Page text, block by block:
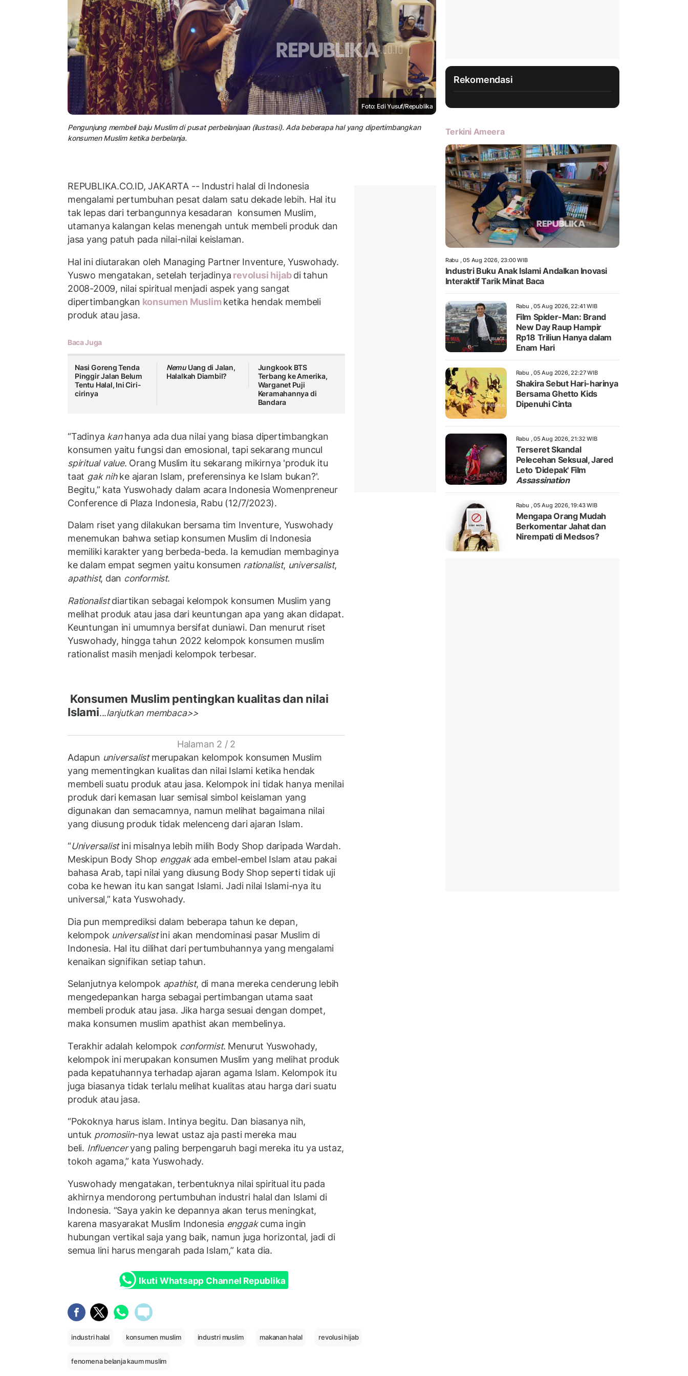
Foto: Edi Yusuf/Republika
Pengunjung membeli baju Muslim di pusat perbelanjaan (ilustrasi). Ada beberapa hal yang dipertimbangkan
konsumen Muslim ketika berbelanja.
REPUBLIKA.CO.ID, JAKARTA -- Industri halal di Indonesia
mengalami pertumbuhan pesat dalam satu dekade lebih. Hal itu
tak lepas dari terbangunnya kesadaran konsumen Muslim,
utamanya kalangan kelas menengah untuk membeli produk dan
jasa yang patuh pada nilai-nilai keislaman.
Hal ini diutarakan oleh Managing Partner Inventure, Yuswohady.
Yuswo mengatakan, setelah terjadinya revolusi hijabdi tahun
2008-2009, nilai spiritual menjadi aspek yang sangat
dipertimbangkan konsumen Muslimketika hendak membeli
produk atau jasa.
Baca Juga
Nasi Goreng Tenda
Pinggir Jalan Belum
Tentu Halal, Ini Ciri-
cirinya
NemuUang di Jalan,
Halalkah Diambil?
Jungkook BTS
Terbang ke Amerika,
Warganet Puji
Keramahannya di
Bandara
“Tadinya kanhanya ada dua nilai yang biasa dipertimbangkan
konsumen yaitu fungsi dan emosional, tapi sekarang muncul
spiritual value. Orang Muslim itu sekarang mikirnya 'produk itu
taat gak nihke ajaran Islam, preferensinya ke Islam bukan?'.
Begitu,” kata Yuswohady dalam acara Indonesia Womenpreneur
Conference di Plaza Indonesia, Rabu (12/7/2023).
Dalam riset yang dilakukan bersama tim Inventure, Yuswohady
menemukan bahwa setiap konsumen Muslim di Indonesia
memiliki karakter yang berbeda-beda. Ia kemudian membaginya
ke dalam empat segmen yaitu konsumen rationalist, universalist,
apathist, dan conformist.
Rationalistdiartikan sebagai kelompok konsumen Muslim yang
melihat produk atau jasa dari keuntungan apa yang akan didapat.
Keuntungan ini umumnya bersifat duniawi. Dan menurut riset
Yuswohady, hingga tahun 2022 kelompok konsumen muslim
rationalist masih menjadi kelompok terbesar.
Konsumen Muslim pentingkan kualitas dan nilai
Islami...lanjutkan membaca>>
Halaman 2 / 2
Adapun universalistmerupakan kelompok konsumen Muslim
yang mementingkan kualitas dan nilai Islami ketika hendak
membeli suatu produk atau jasa. Kelompok ini tidak hanya menilai
produk dari kemasan luar semisal simbol keislaman yang
digunakan dan semacamnya, namun melihat bagaimana nilai
yang diusung produk tidak melenceng dari ajaran Islam.
“Universalistini misalnya lebih milih Body Shop daripada Wardah.
Meskipun Body Shop enggakada embel-embel Islam atau pakai
bahasa Arab, tapi nilai yang diusung Body Shop seperti tidak uji
coba ke hewan itu kan sangat Islami. Jadi nilai Islami-nya itu
universal,” kata Yuswohady.
Dia pun memprediksi dalam beberapa tahun ke depan,
kelompok universalistini akan mendominasi pasar Muslim di
Indonesia. Hal itu dilihat dari pertumbuhannya yang mengalami
kenaikan signifikan setiap tahun.
Selanjutnya kelompok apathist, di mana mereka cenderung lebih
mengedepankan harga sebagai pertimbangan utama saat
membeli produk atau jasa. Jika harga sesuai dengan dompet,
maka konsumen muslim apathist akan membelinya.
Terakhir adalah kelompok conformist. Menurut Yuswohady,
kelompok ini merupakan konsumen Muslim yang melihat produk
pada kepatuhannya terhadap ajaran agama Islam. Kelompok itu
juga biasanya tidak terlalu melihat kualitas atau harga dari suatu
produk atau jasa.
“Pokoknya harus islam. Intinya begitu. Dan biasanya nih,
untuk promosiin-nya lewat ustaz aja pasti mereka mau
beli. Influenceryang paling berpengaruh bagi mereka itu ya ustaz,
tokoh agama,” kata Yuswohady.
Yuswohady mengatakan, terbentuknya nilai spiritual itu pada
akhirnya mendorong pertumbuhan industri halal dan Islami di
Indonesia. “Saya yakin ke depannya akan terus meningkat,
karena masyarakat Muslim Indonesia enggakcuma ingin
hubungan vertikal saja yang baik, namun juga horizontal, jadi di
semua lini harus mengarah pada Islam,” kata dia.
Ikuti Whatsapp Channel Republika
industri halal konsumen muslim industri muslim makanan halal revolusi hijab
fenomena belanja kaum muslim
Rekomendasi
Terkini Ameera
Rabu , 05 Aug 2026, 23:00 WIB
Industri Buku Anak Islami Andalkan Inovasi
Interaktif Tarik Minat Baca
Rabu , 05 Aug 2026, 22:41 WIB
Film Spider-Man: Brand
New Day Raup Hampir
Rp18 Triliun Hanya dalam
Enam Hari
Rabu , 05 Aug 2026, 22:27 WIB
Shakira Sebut Hari-harinya
Bersama Ghetto Kids
Dipenuhi Cinta
Rabu , 05 Aug 2026, 21:32 WIB
Terseret Skandal
Pelecehan Seksual, Jared
Leto 'Didepak' Film
Assassination
Rabu , 05 Aug 2026, 19:43 WIB
Mengapa Orang Mudah
Berkomentar Jahat dan
Nirempati di Medsos?